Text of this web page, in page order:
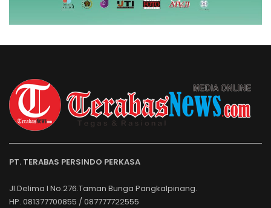
PT. TERABAS PERSINDO PERKASA
Jl.Delima I No.276.Taman Bunga Pangkalpinang.
HP. 081377700855 / 087777722555